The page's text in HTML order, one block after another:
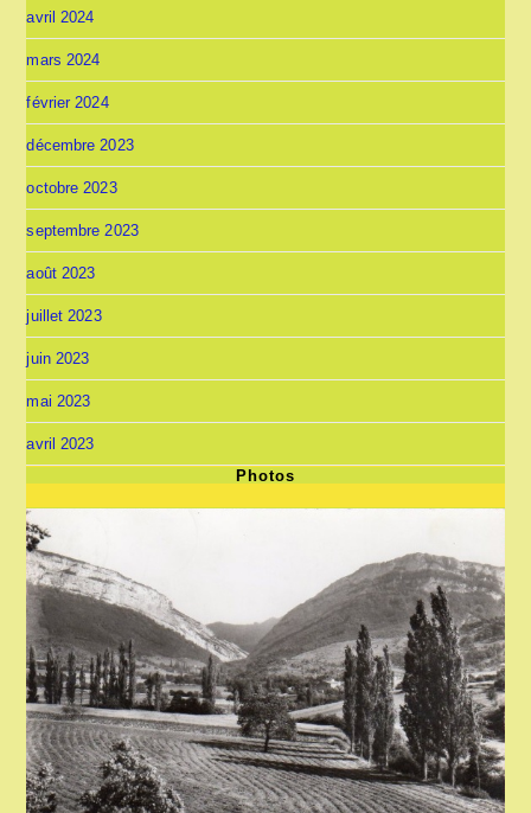
avril 2024
mars 2024
février 2024
décembre 2023
octobre 2023
septembre 2023
août 2023
juillet 2023
juin 2023
mai 2023
avril 2023
Photos